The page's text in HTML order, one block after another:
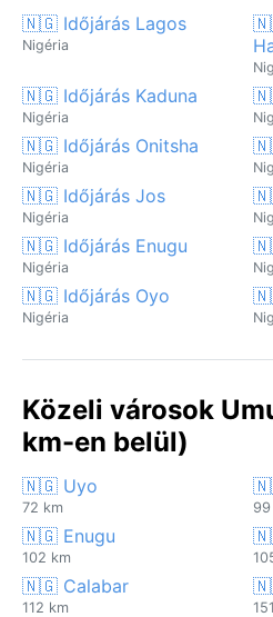
🇳🇬 Időjárás Lagos
Nigéria
🇳🇬 Időjárás Kaduna
Nigéria
🇳🇬 Időjárás Onitsha
Nigéria
🇳🇬 Időjárás Jos
Nigéria
🇳🇬 Időjárás Enugu
Nigéria
🇳🇬 Időjárás Oyo
Nigéria
Közeli városok
km-en belül)
🇳🇬 Uyo
72 km
🇳🇬 Enugu
102 km
🇳🇬 Calabar
112 km